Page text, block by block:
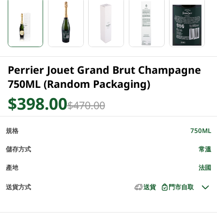
Perrier Jouet Grand Brut Champagne
750ML (Random Packaging)
$398.00$470.00
規格 750ML
儲存方式 常溫
產地 法國
送貨方式 送貨 門市自取